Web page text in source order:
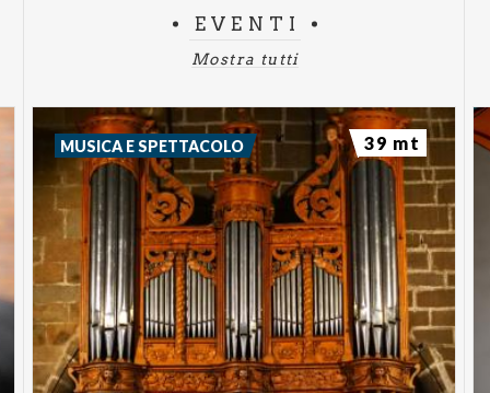
EVENTI
Mostra tutti
MUSICA E SPETTACOLO 39 mt